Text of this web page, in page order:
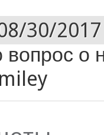
30/
вопрос